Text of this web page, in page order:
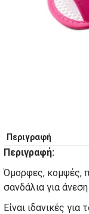
Περιγραφή
Περιγραφή:
Όμορφες, κομψές,
σανδάλια για άνεση
Είναι ιδανικές για